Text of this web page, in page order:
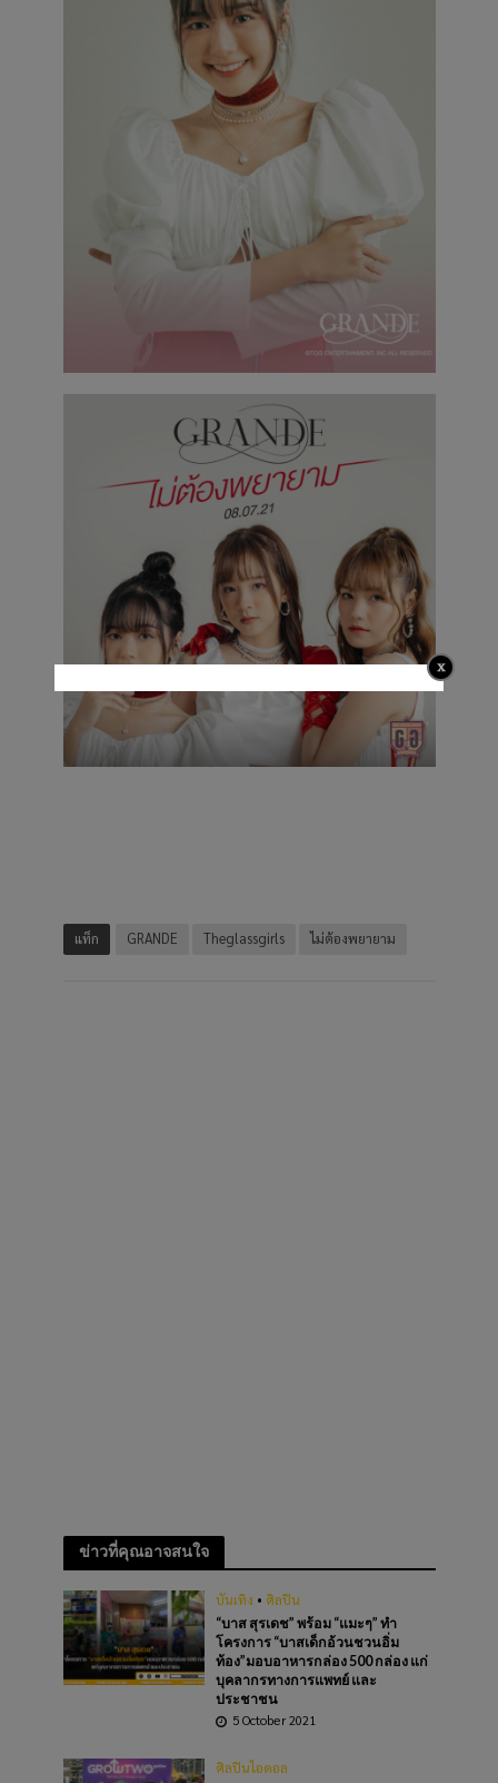
แท็ก GRANDE Theglassgirls ไม่ต้องพยายาม
ข่าวที่คุณอาจสนใจ
บันเทิง • ศิลปิน
“บาส สุรเดช” พร้อม “แมะๆ” ทำ
โครงการ “บาสเด็กอ้วนชวนอิ่ม
ท้อง”มอบอาหารกล่อง 500 กล่อง แก่
บุคลากรทางการแพทย์ และ
ประชาชน
5 October 2021
ศิลปินไอดอล